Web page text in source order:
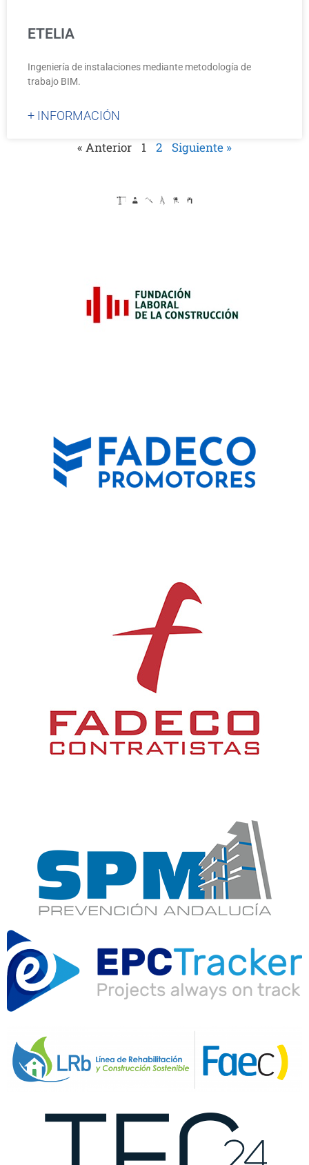
ETELIA
Ingeniería de instalaciones mediante metodología de
trabajo BIM.
+ INFORMACIÓN
« Anterior 1 2 Siguiente »